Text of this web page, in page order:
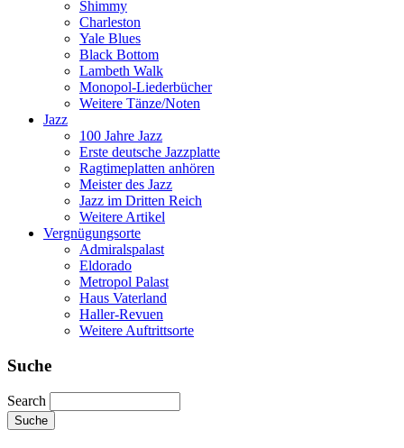
Shimmy
Charleston
Yale Blues
Black Bottom
Lambeth Walk
Monopol-Liederbücher
Weitere Tänze/Noten
Jazz
100 Jahre Jazz
Erste deutsche Jazzplatte
Ragtimeplatten anhören
Meister des Jazz
Jazz im Dritten Reich
Weitere Artikel
Vergnügungsorte
Admiralspalast
Eldorado
Metropol Palast
Haus Vaterland
Haller-Revuen
Weitere Auftrittsorte
Suche
Search